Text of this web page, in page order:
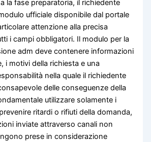
la fase preparatoria, il richiedente
ufficiale disponibile dal portale
attenzione alla precisa
i campi obbligatori. Il modulo per la
adm deve contenere informazioni
i motivi della richiesta e una
nella quale il richiedente
delle conseguenze della
utilizzare solamente i
ritardi o rifiuti della domanda,
inviate attraverso canali non
prese in considerazione